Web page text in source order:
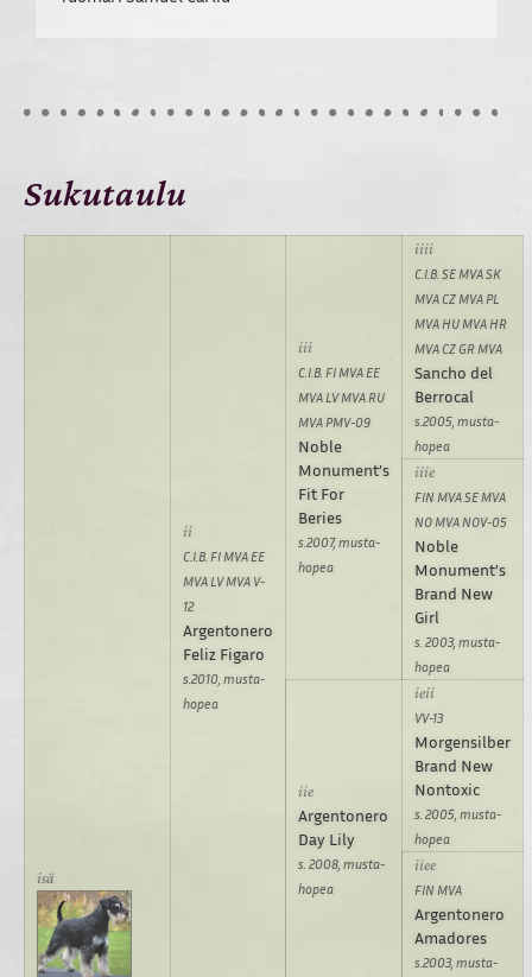
Sukutaulu
C.I.B. FI MVA EE
MVA LV MVA V-
12
Argentonero
Feliz Figaro
s.2010, musta-
hopea
C.I.B. FI MVA EE
MVA LV MVA RU
MVA PMV-09
Noble
Monument’s
Fit For
Beries
s.2007, musta-
hopea
C.I.B. SE MVA SK
MVA CZ MVA PL
MVA HU MVA HR
MVA CZ GR MVA
Sancho del
Berrocal
s.2005, musta-
hopea
FIN MVA SE MVA
NO MVA NOV-05
Noble
Monument’s
Brand New
Girl
s. 2003, musta-
hopea
Argentonero
Day Lily
s. 2008, musta-
hopea
VV-13
Morgensilber
Brand New
Nontoxic
s. 2005, musta-
hopea
FIN MVA
Argentonero
Amadores
s.2003, musta-